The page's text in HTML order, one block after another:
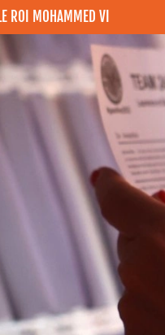
ROI MOHAMMED VI